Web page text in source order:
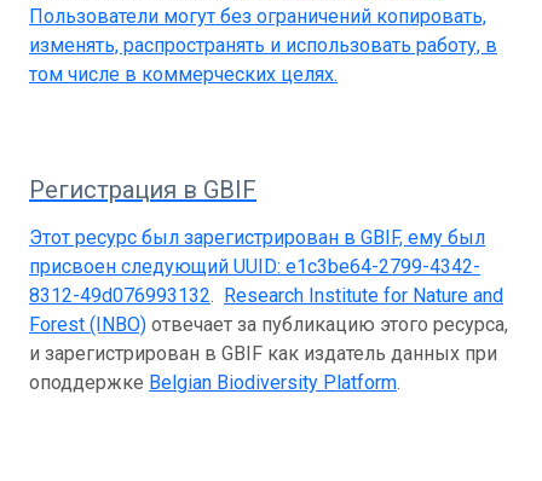
Пользователи могут без ограничений копировать,
изменять, распространять и использовать работу, в
том числе в коммерческих целях.
Регистрация в GBIF
Этот ресурс был зарегистрирован в GBIF, ему был
присвоен следующий UUID: e1c3be64-2799-4342-
8312-49d076993132. Research Institute for Nature and
Forest (INBO) отвечает за публикацию этого ресурса,
и зарегистрирован в GBIF как издатель данных при
оподдержке Belgian Biodiversity Platform.